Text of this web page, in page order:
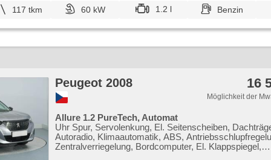
117 tkm 60 kW 1.2 l Benzin
Peugeot 2008 16
Möglichkeit der
Allure 1.2 PureTech, Automat
Uhr Spur, Servolenkung, El. Seitenscheiben,
Autoradio, Klimaautomatik, ABS,
Zentralverriegelung, Bordcomputer, El. Klappspiegel,